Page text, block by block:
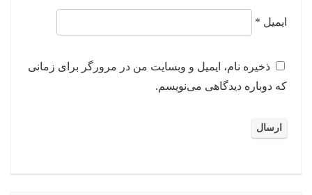
ایمیل *
ذخیره نام، ایمیل و وبسایت من در مرورگر برای زمانی
که دوباره دیدگاهی می‌نویسم.